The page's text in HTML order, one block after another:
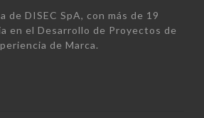
de DISEC SpA, con más de 19
en el Desarrollo de Proyectos de
de Marca.